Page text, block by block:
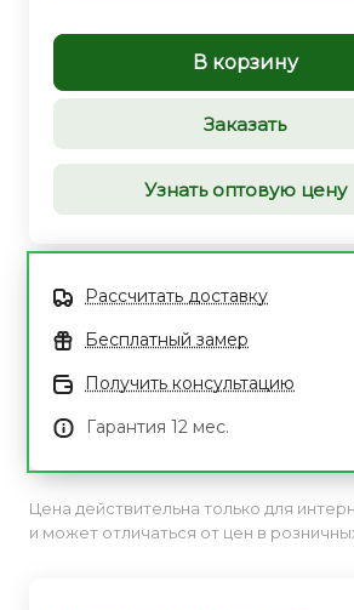
В корзину
Заказать
Узнать оптовую цену
Рассчитать доставку
Бесплатный замер
Получить консультацию
Гарантия 12 мес.
Цена действительна только для
и может отличаться от цен в